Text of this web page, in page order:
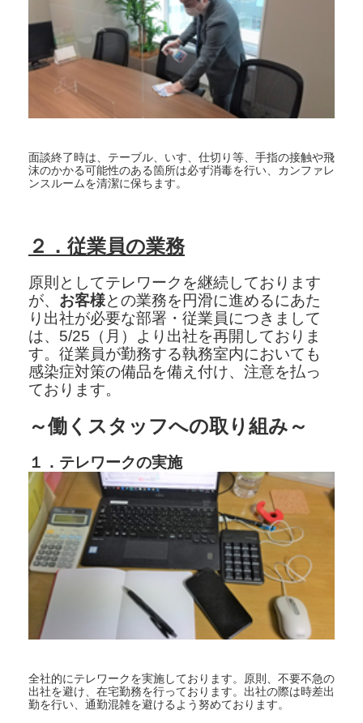
面談終了時は、テーブル、いす、仕切り等、手指の接触や飛
沫のかかる可能性のある箇所は必ず消毒を行い、カンファレ
ンスルームを清潔に保ちます。
２．従業員の業務
原則としてテレワークを継続しております
が、 お客様との業務を円滑に進めるにあた
り出社が必要な部署・従業員につきまして
は、5/25（月）より出社を再開しておりま
す。従業員が勤務する執務室内においても
感染症対策の備品を備え付け、注意を払っ
ております。
～働くスタッフへの取り組み～
１．テレワークの実施
全社的にテレワークを実施しております。原則、不要不急の
出社を避け、在宅勤務を行っております。出社の際は時差出
勤を行い、通勤混雑を避けるよう努めております。